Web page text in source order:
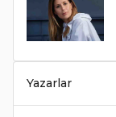
Yazarlar